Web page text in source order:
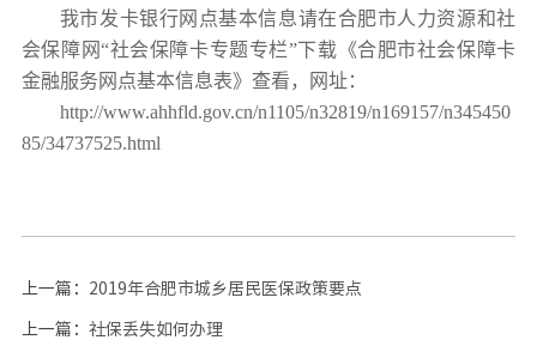
我市发卡银行网点基本信息请在合肥市人力资源和社
会保障网“社会保障卡专题专栏”下载《合肥市社会保障卡
金融服务网点基本信息表》查看，网址：
http://www.ahhfld.gov.cn/n1105/n32819/n169157/n345450
85/34737525.html
上一篇： 2019年合肥市城乡居民医保政策要点
上一篇： 社保丢失如何办理